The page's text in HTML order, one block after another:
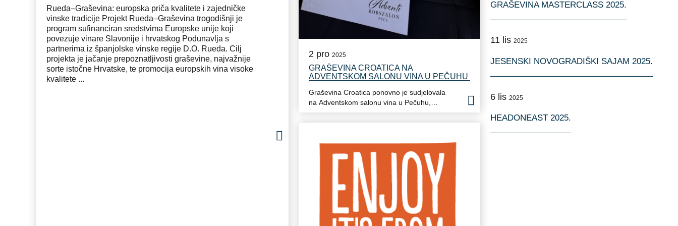
Rueda–Graševina: europska priča kvalitete i zajedničke
vinske tradicije Projekt Rueda–Graševina trogodišnji je
program sufinanciran sredstvima Europske unije koji
povezuje vinare Slavonije i hrvatskog Podunavlja s
partnerima iz španjolske vinske regije D.O. Rueda. Cilj
projekta je jačanje prepoznatljivosti graševine, najvažnije
sorte istočne Hrvatske, te promocija europskih vina visoke
kvalitete ...
2 pro 2025
GRAŠEVINA CROATICA NA
ADVENTSKOM SALONU VINA U PEČUHU
Graševina Croatica ponovno je sudjelovala
na Adventskom salonu vina u Pečuhu,
jednom od najznačajnijih zimskih vinskih
događanja u Mađarskoj, koji tradicionalno
ljubitelje vina iz regije. Na ovom prestižnom
događanju predstavljena su vina osam
članica Graševine Croatice – Belje, Iločki
podrumi, Danubio, Perak, Galić, Siber,
Sontacchi i Mons Aureus, čime ...
GRAŠEVINA MASTERCLASS 2025.
11 lis 2025
JESENSKI NOVOGRADIŠKI SAJAM 2025.
6 lis 2025
HEADONEAST 2025.